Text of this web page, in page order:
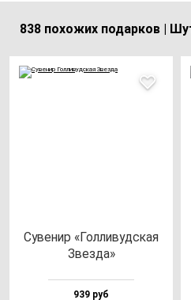
838 похожих подарков |
Суве­нир «Гол­ли­вуд­ская
Звез­да»
939 руб